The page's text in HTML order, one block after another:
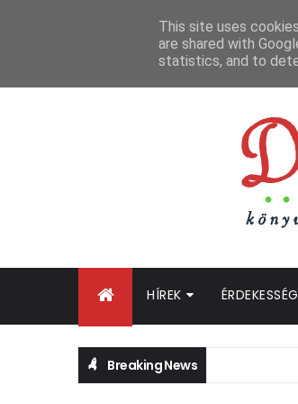
HÍREK
Breaking News
This site uses
are shared with
statistics, and to